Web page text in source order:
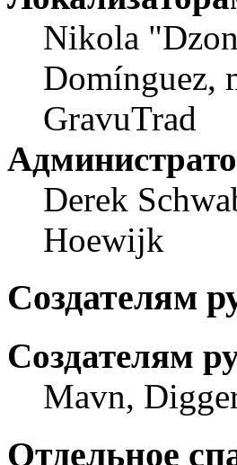
Nikola
Domínguez,
GravuTrad
Derek
Hoewijk
Создателям
Создателям
Mavn,
Отдельное